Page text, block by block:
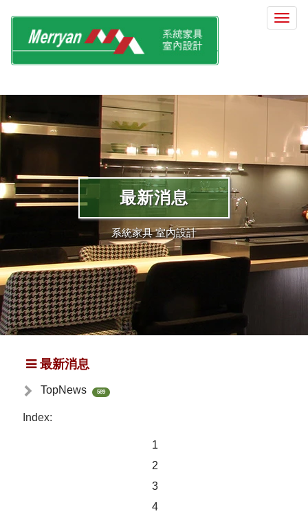
選
最新消息
系統家具 室內設計
最新消息
TopNews 589
Index:
1
2
3
4